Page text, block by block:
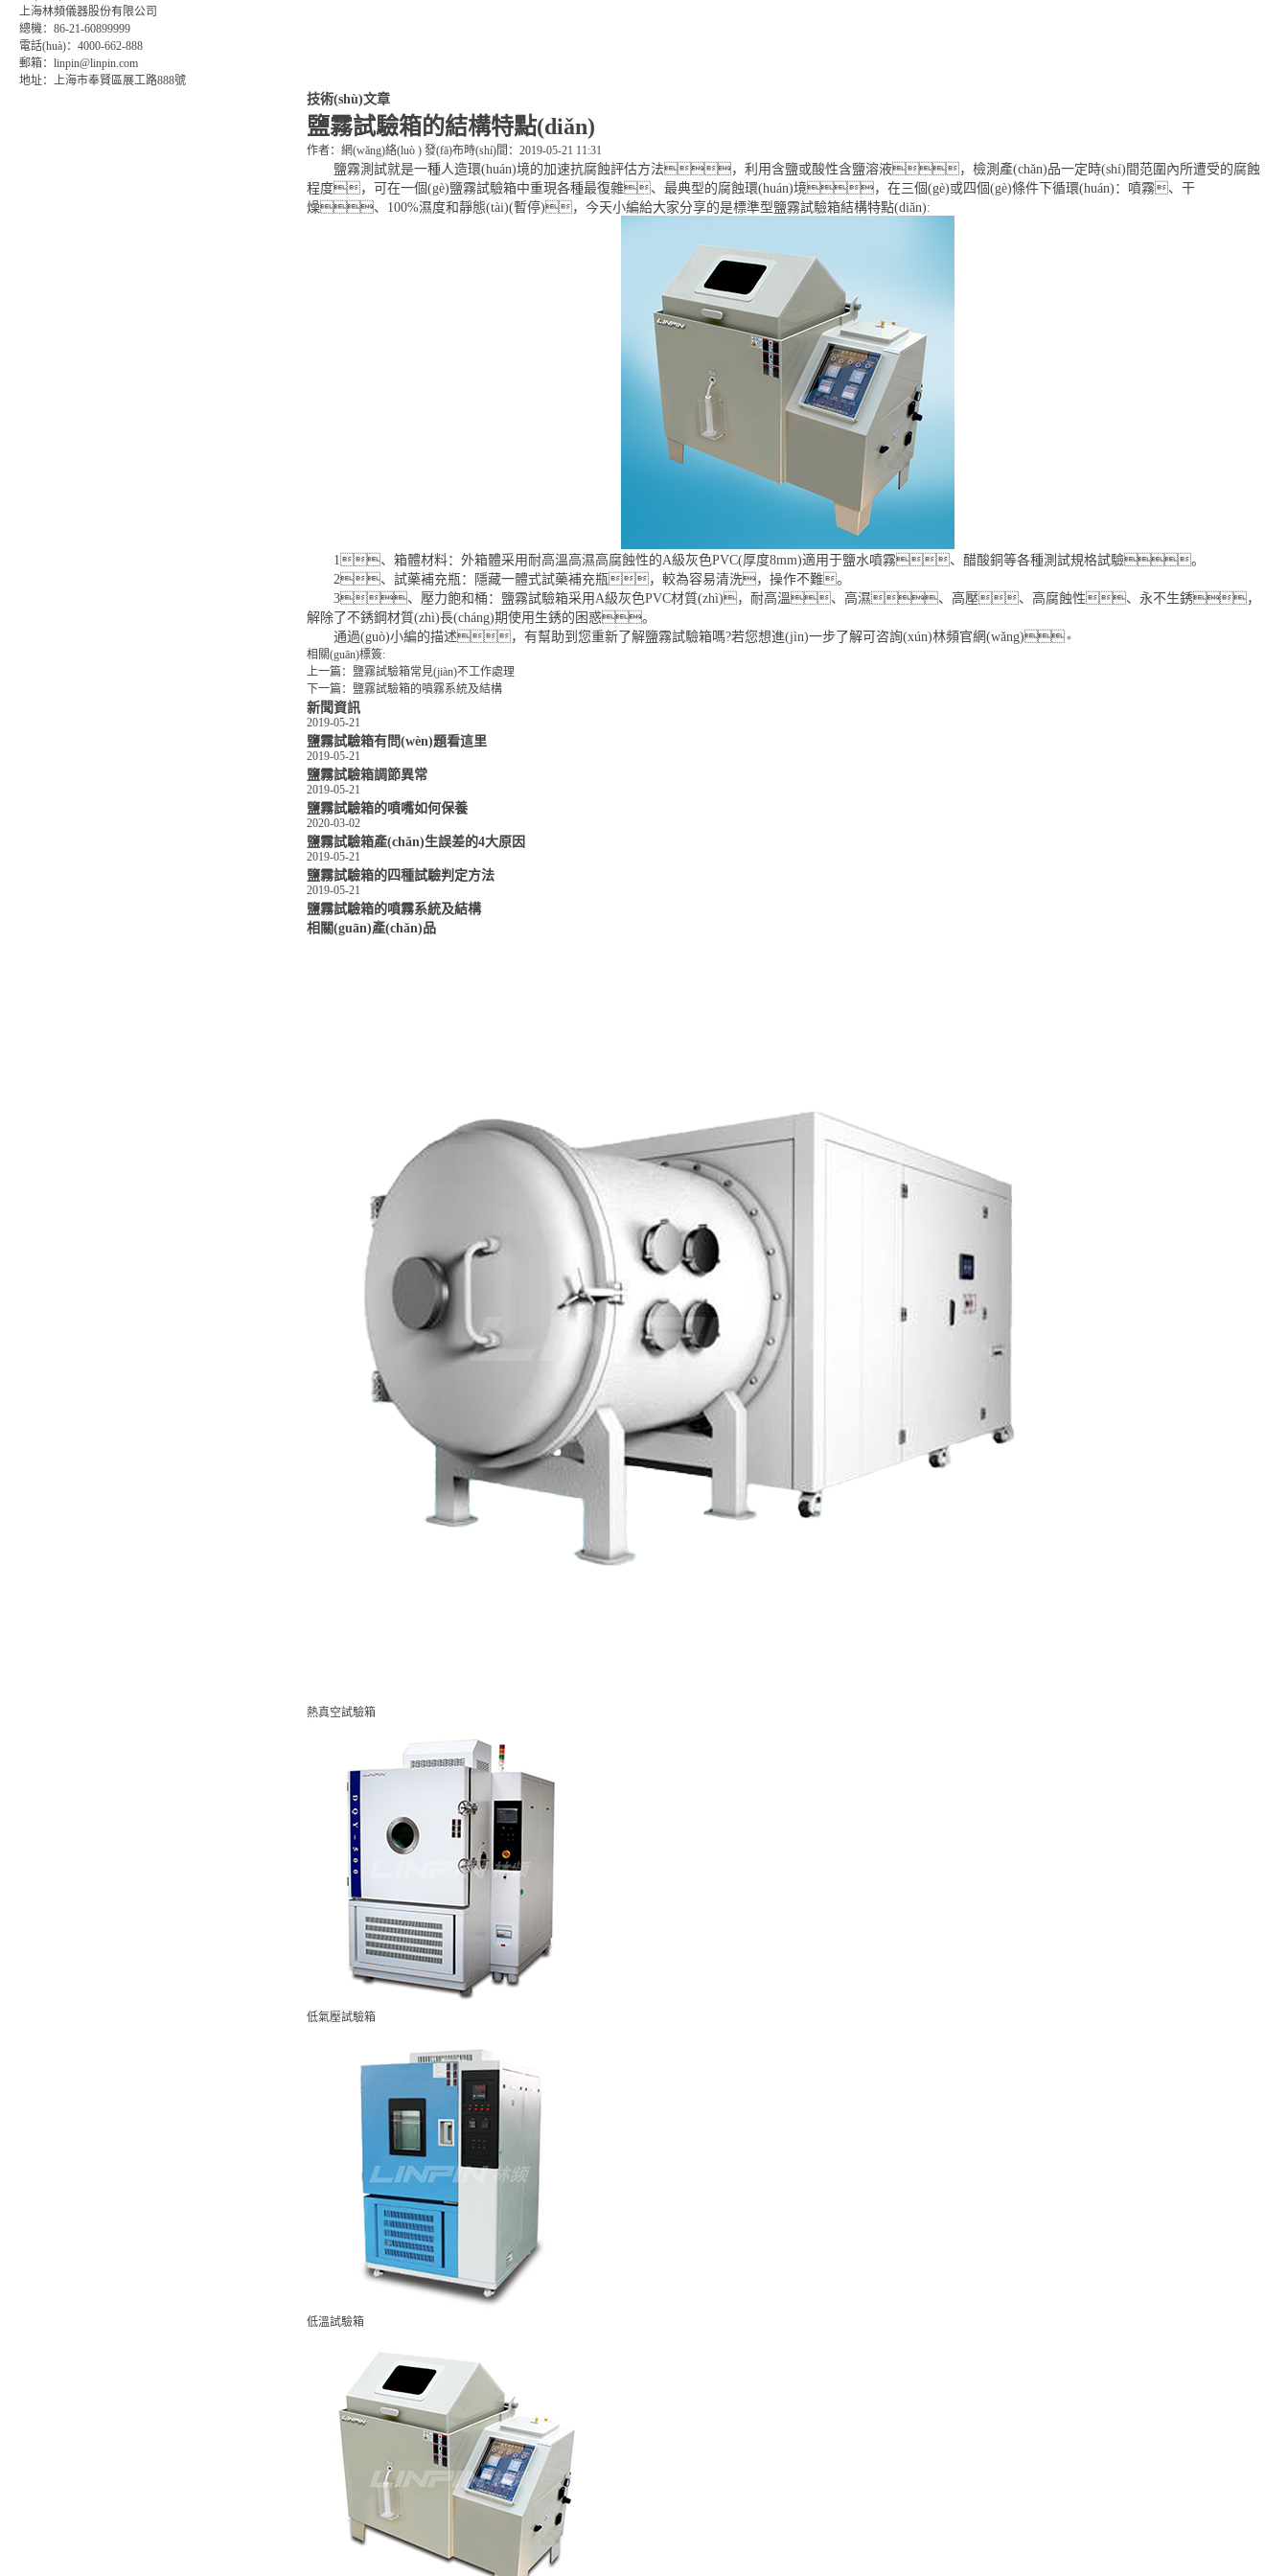
上海林頻儀器股份有限公司
總機：86-21-60899999
電話(huà)：4000-662-888
郵箱：linpin@linpin.com
地址：上海市奉賢區展工路888號
技術(shù)文章
鹽霧試驗箱的結構特點(diǎn)
作者：網(wǎng)絡(luò )發(fā)布時(shí)間：2019-05-21 11:31
鹽霧測試就是一種人造環(huán)境的加速抗腐蝕評估方法，利用含鹽或酸性含鹽溶液，檢測產(chǎn)品一定時(shí)間范圍內所遭受的腐蝕
程度，可在一個(gè)鹽霧試驗箱中重現各種最復雜、最典型的腐蝕環(huán)境，在三個(gè)或四個(gè)條件下循環(huán)：噴霧、干
燥、100%濕度和靜態(tài)(暫停)，今天小編給大家分享的是標準型鹽霧試驗箱結構特點(diǎn):
1、箱體材料：外箱體采用耐高溫高濕高腐蝕性的A級灰色PVC(厚度8mm)適用于鹽水噴霧、醋酸銅等各種測試規格試驗。
2、試藥補充瓶：隱藏一體式試藥補充瓶，較為容易清洗，操作不難。
3、壓力飽和桶：鹽霧試驗箱采用A級灰色PVC材質(zhì)，耐高溫、高濕、高壓、高腐蝕性、永不生銹，
解除了不銹鋼材質(zhì)長(cháng)期使用生銹的困惑。
通過(guò)小編的描述，有幫助到您重新了解鹽霧試驗箱嗎?若您想進(jìn)一步了解可咨詢(xún)林頻官網(wǎng)。
相關(guān)標簽:
上一篇： 鹽霧試驗箱常見(jiàn)不工作處理
下一篇： 鹽霧試驗箱的噴霧系統及結構
新聞資訊
2019-05-21
鹽霧試驗箱有問(wèn)題看這里
2019-05-21
鹽霧試驗箱調節異常
2019-05-21
鹽霧試驗箱的噴嘴如何保養
2020-03-02
鹽霧試驗箱產(chǎn)生誤差的4大原因
2019-05-21
鹽霧試驗箱的四種試驗判定方法
2019-05-21
鹽霧試驗箱的噴霧系統及結構
相關(guān)產(chǎn)品
熱真空試驗箱
低氣壓試驗箱
低溫試驗箱